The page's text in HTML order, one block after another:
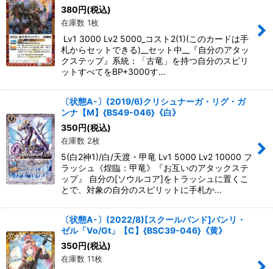
380円(税込)
在庫数 1枚
Lv1 3000 Lv2 5000_コスト2(1)(このカードは手
札からセットできる)__セット中__『自分のアタッ
クステップ』系統：「古竜」を持つ自分のスピリ
ットすべてをBP+3000す…
〔状態A-〕(2019/6)クリシュナーガ・リグ・ガ
ンナ【M】{BS49-046}《白》
350円(税込)
在庫数 2枚
5(白2神1)/白/天渡・甲竜 Lv1 5000 Lv2 10000 フ
ラッシュ《煌臨：甲竜》『お互いのアタックステ
ップ』 自分の[ソウルコア]をトラッシュに置くこ
とで、対象の自分のスピリットに手札か…
〔状態A-〕(2022/8)[スクールバンド]バンリ・
ゼル「Vo/Gt」【C】{BSC39-046}《黄》
350円(税込)
在庫数 11枚